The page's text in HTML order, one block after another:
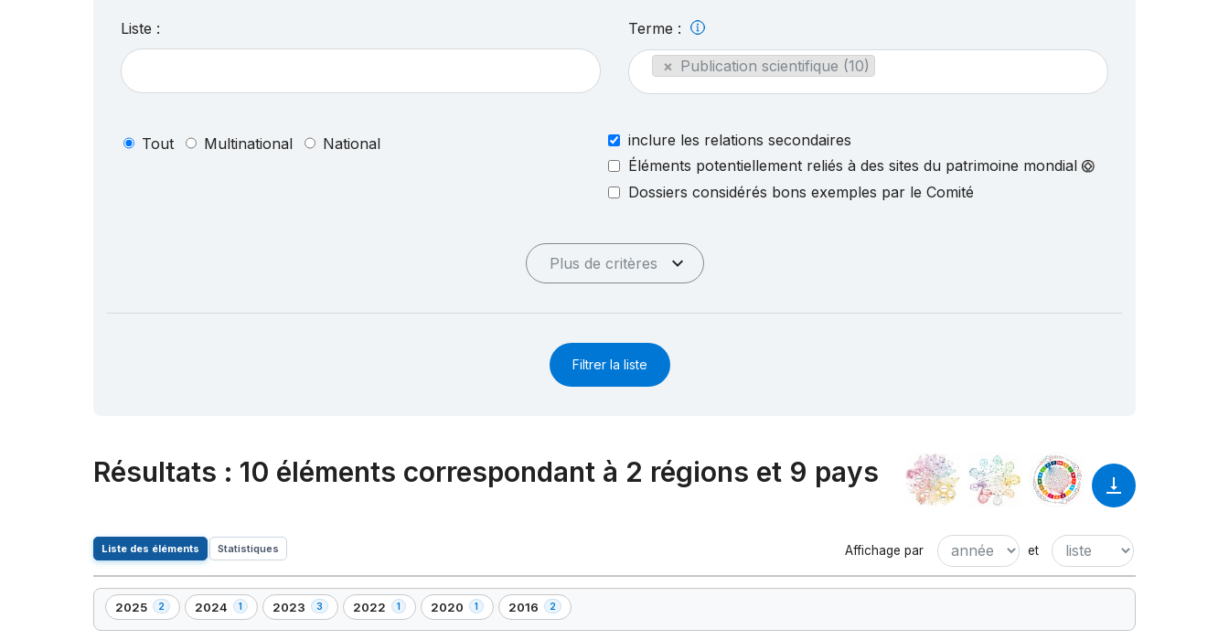
Liste : Terme :
× Publication scientifique (10)
Tout Multinational National
inclure les relations secondaires
Éléments potentiellement reliés à des sites du patrimoine mondial
Dossiers considérés bons exemples par le Comité
Plus de critères
Filtrer la liste
Résultats : 10 éléments correspondant à 2 régions et 9 pays
Liste des éléments Statistiques Affichage par et
2025 2
,
2
2024 1
,
1
2023 3
,
3
2022 1
,
1
2020 1
,
1
2016 2
,
2